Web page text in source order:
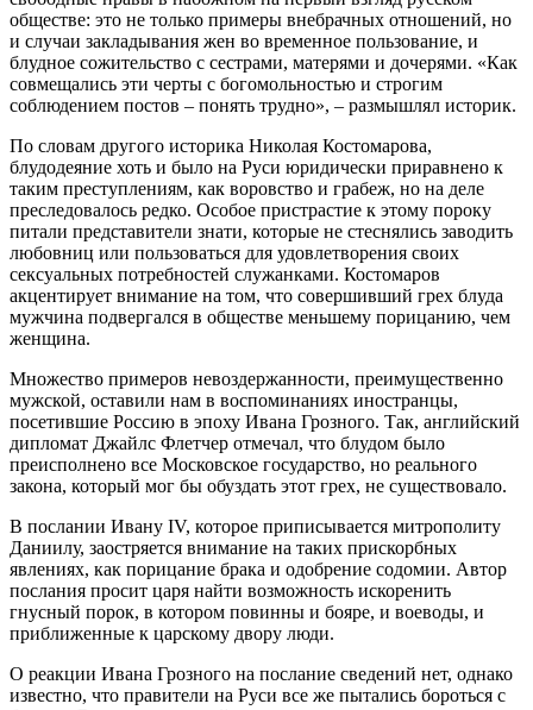
обществе: это не только примеры внебрачных отношений, но
и случаи закладывания жен во временное пользование, и
блудное сожительство с сестрами, матерями и дочерями. «Как
совмещались эти черты с богомольностью и строгим
соблюдением постов – понять трудно», – размышлял историк.
По словам другого историка Николая Костомарова,
блудодеяние хоть и было на Руси юридически приравнено к
таким преступлениям, как воровство и грабеж, но на деле
преследовалось редко. Особое пристрастие к этому пороку
питали представители знати, которые не стеснялись заводить
любовниц или пользоваться для удовлетворения своих
сексуальных потребностей служанками. Костомаров
акцентирует внимание на том, что совершивший грех блуда
мужчина подвергался в обществе меньшему порицанию, чем
женщина.
Множество примеров невоздержанности, преимущественно
мужской, оставили нам в воспоминаниях иностранцы,
посетившие Россию в эпоху Ивана Грозного. Так, английский
дипломат Джайлс Флетчер отмечал, что блудом было
преисполнено все Московское государство, но реального
закона, который мог бы обуздать этот грех, не существовало.
В послании Ивану IV, которое приписывается митрополиту
Даниилу, заостряется внимание на таких прискорбных
явлениях, как порицание брака и одобрение содомии. Автор
послания просит царя найти возможность искоренить
гнусный порок, в котором повинны и бояре, и воеводы, и
приближенные к царскому двору люди.
О реакции Ивана Грозного на послание сведений нет, однако
известно, что правители на Руси все же пытались бороться с